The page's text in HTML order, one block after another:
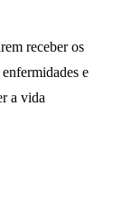
receber os
e
a vida